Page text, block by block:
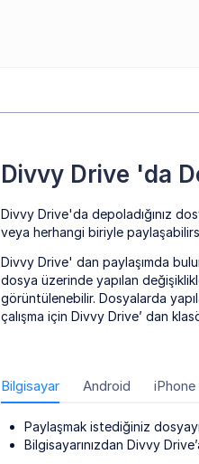
Divvy Drive 'da
Divvy Drive'da depoladığınız
veya herhangi biriyle
Divvy Drive' dan paylaşımda
dosya üzerinde yapılan
görüntülenebilir. Dosyalarda
çalışma için Divvy Drive’ dan
Bilgisayar Android iPhone
Paylaşmak istediğiniz
Bilgisayarınızdan Divvy